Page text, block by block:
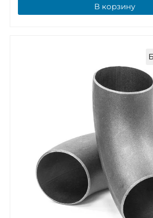
В корзину